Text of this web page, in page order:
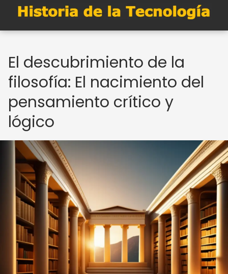
El descubrimiento de la
filosofía: El nacimiento del
pensamiento crítico y
lógico